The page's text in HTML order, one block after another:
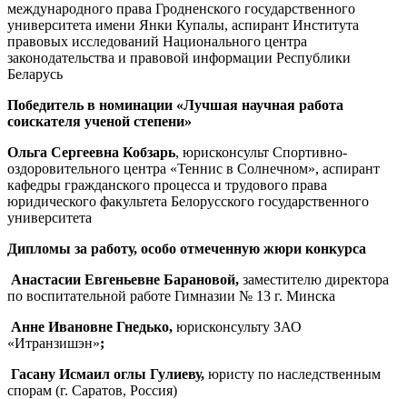
международного права Гродненского государственного
университета имени Янки Купалы, аспирант Института
правовых исследований Национального центра
законодательства и правовой информации Республики
Беларусь
Победитель в номинации «Лучшая научная работа
соискателя ученой степени»
Ольга Сергеевна Кобзарь, юрисконсульт Спортивно-
оздоровительного центра «Теннис в Солнечном», аспирант
кафедры гражданского процесса и трудового права
юридического факультета Белорусского государственного
университета
Дипломы за работу, особо отмеченную жюри конкурса
Анастасии Евгеньевне Барановой, заместителю директора
по воспитательной работе Гимназии № 13 г. Минска
Анне Ивановне Гнедько, юрисконсульту ЗАО
«Итранзишэн»;
Гасану Исмаил оглы Гулиеву, юристу по наследственным
спорам (г. Саратов, Россия)